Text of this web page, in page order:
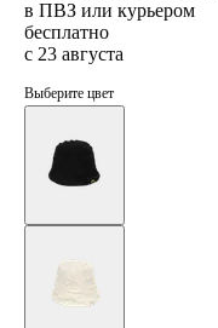
в ПВЗ или курьером
бесплатно
с 23 августа
Выберите цвет